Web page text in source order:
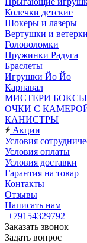
Колечки детские
Шокеры и лазеры
Вертушки и ветерки
Головоломки
Пружинки Радуга
Браслеты
Игрушки Йо Йо
Карнавал
МИСТЕРИ БОКСЫ
ОЧКИ С
КАНИСТРЫ
Акции
Условия
Условия оплаты
Условия доставки
Гарантия на товар
Контакты
Отзывы
Написать нам
+79154329792
Заказать звонок
Задать вопрос